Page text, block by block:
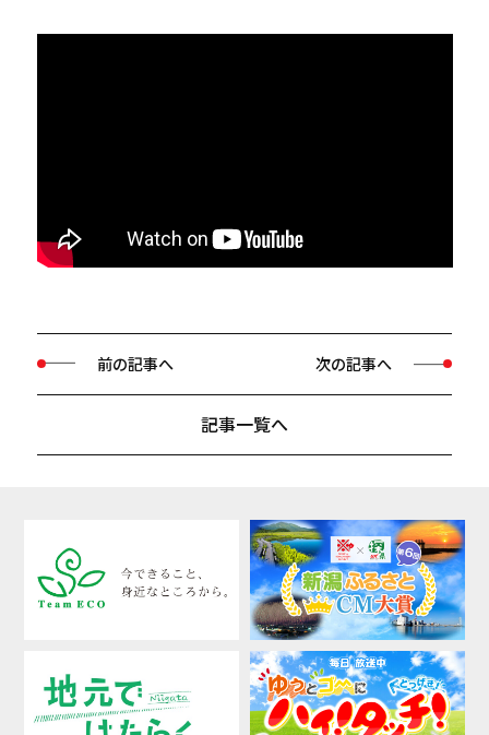
前の記事へ
記事一覧へ
次の記事へ